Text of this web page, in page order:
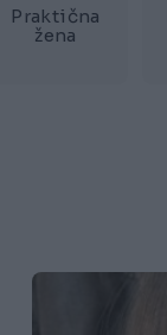
Praktična
žena